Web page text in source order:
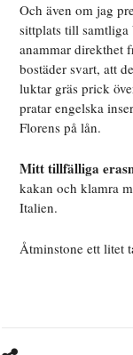
Och även om jag
sittplats till
anammar direkthet
bostäder svart, att
luktar gräs prick
pratar engelska
Florens på lån.
Mitt tillfälliga
kakan och klamra
Italien.
Åtminstone ett litet